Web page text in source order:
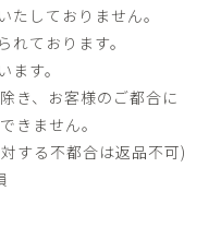
しておりません。
ております。
す。
き、お客様のご都合に
きません。
する不都合は返品不可)